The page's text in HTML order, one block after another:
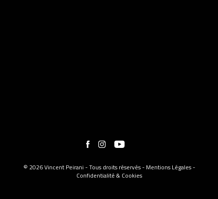
© 2026 Vincent Peirani - Tous droits réservés - Mentions Légales-
Confidentialité & Cookies